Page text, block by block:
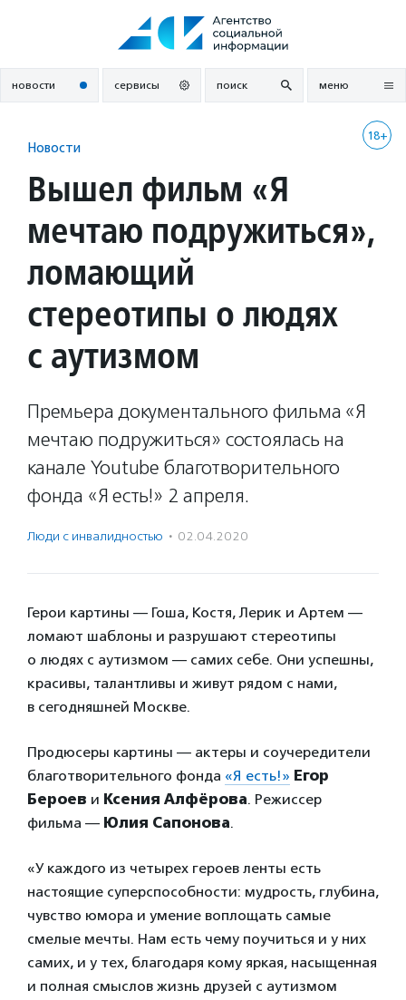
новости сервисы поиск меню
18+
Новости
Вышел фильм «Я
мечтаю подружиться»,
ломающий
стереотипы о людях
с аутизмом
Премьера документального фильма «Я
мечтаю подружиться» состоялась на
канале Youtube благотворительного
фонда «Я есть!» 2 апреля.
Люди с инвалидностью · 02.04.2020
Герои картины — Гоша, Костя, Лерик и Артем —
ломают шаблоны и разрушают стереотипы
о людях с аутизмом — самих себе. Они успешны,
красивы, талантливы и живут рядом с нами,
в сегодняшней Москве.
Продюсеры картины — актеры и соучередители
благотворительного фонда «Я есть!» Егор
Бероев и Ксения Алфёрова. Режиссер
фильма — Юлия Сапонова.
«У каждого из четырех героев ленты есть
настоящие суперспособности: мудрость, глубина,
чувство юмора и умение воплощать самые
смелые мечты. Нам есть чему поучиться и у них
самих, и у тех, благодаря кому яркая, насыщенная
и полная смыслов жизнь друзей с аутизмом